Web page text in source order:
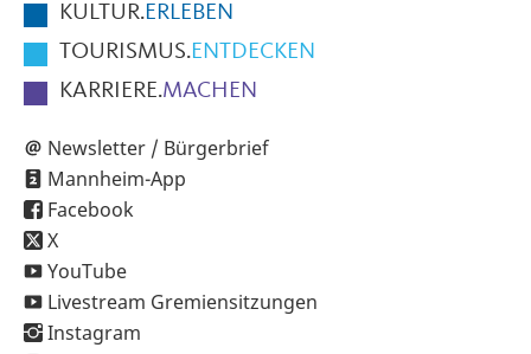
KULTUR.ERLEBEN
TOURISMUS.ENTDECKEN
KARRIERE.MACHEN
Newsletter / Bürgerbrief
Mannheim-App
Facebook
X
YouTube
Livestream Gremiensitzungen
Instagram